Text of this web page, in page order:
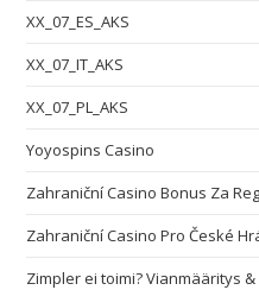
XX_07_ES_AKS
XX_07_IT_AKS
XX_07_PL_AKS
Yoyospins Casino
Zahraniční Casino Bonus Za
Zahraniční Casino Pro České
Zimpler ei toimi? Vianmääritys